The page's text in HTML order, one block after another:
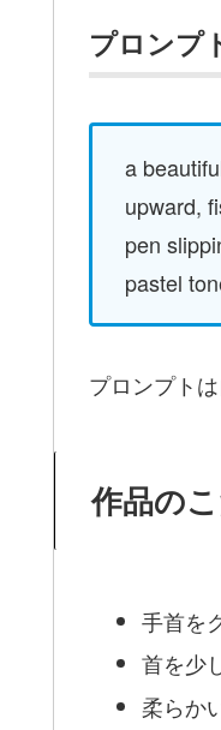
プロンプ
a
upward,
pen
pastel
プロンプト
作品の
手首を
首を少
柔らか